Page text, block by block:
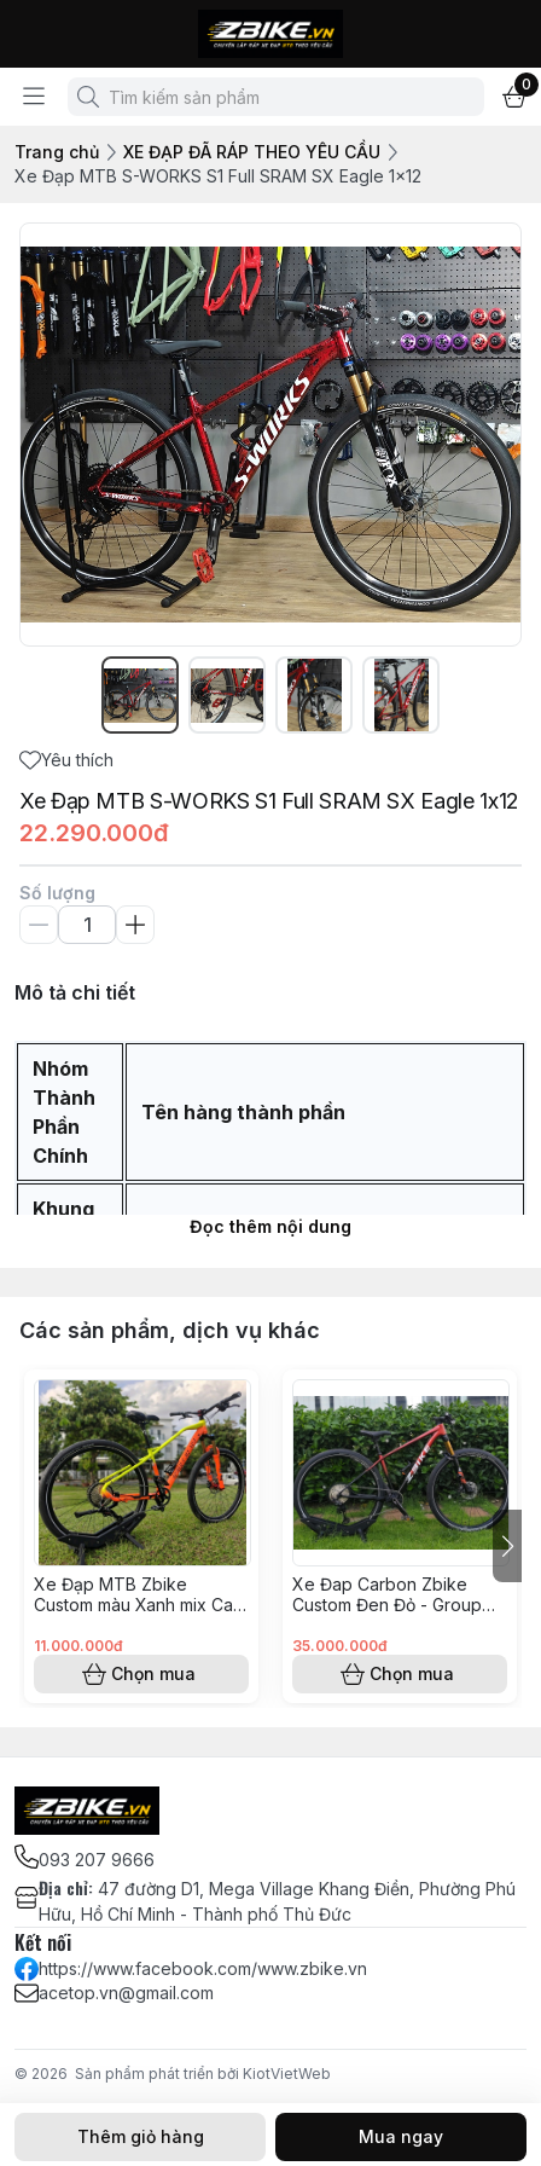
0
Trang chủ
XE ĐẠP ĐÃ RÁP THEO YÊU CẦU
Xe Đạp MTB S-WORKS S1 Full SRAM SX Eagle 1x12
Yêu thích
Xe Đạp MTB S-WORKS S1 Full SRAM SX Eagle 1x12
22.290.000đ
Số lượng
Thêm giỏ hàng Mua ngay
Mô tả chi tiết
Nhóm
Thành
Phần
Chính
Tên hàng thành phần
Khung
Khung sườn ZBIKE ZTK chuẩn alumium
6061 cao cấp bảo hành 5 năm
Phuộc hơi ZBIKE ZFX bánh 29 chuẩn
QR ty 32mm, hành trình 120mm - Màu
Đen Ống Ty Vàng
Chén cổ bạc đạn 44-44mm LEBYCLE -
Màu Đen
Vòng Carbon chêm cổ phuộc 28.6 -
Vòng Carbon chêm cổ phuộc 28.6 -
Miếng dán Cao su bảo vệ gấp xe đạp
địa
Hệ
Thống
Truyền
Động
Bộ Group SRAM SX Eagle 1x12 chính
Pedal bàn đạp MZYRH siêu nhẹ sợi
- MÀU ĐỎ
Đọc thêm nội dung
Các sản phẩm, dịch vụ khác
Xe Đạp MTB Zbike
Custom màu Xanh mix Cam
KH8248205)
11.000.000đ
Chọn mua
Xe Đap Carbon Zbike
Custom Đen Đỏ - Group
Tiêu KH8248211)
35.000.000đ
Chọn mua
093 207 9666
Địa chỉ: 47 đường D1, Mega Village Khang Điền, Phường Phú
Hữu, Hồ Chí Minh - Thành phố Thủ Đức
Kết nối
https://www.facebook.com/www.zbike.vn
acetop.vn@gmail.com
© 2026 Sản phẩm phát triển bởi KiotVietWeb